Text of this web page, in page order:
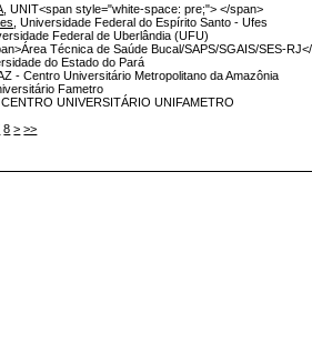
, UNIT<span style="white-space: pre;"> </span>
, Universidade Federal do Espírito Santo - Ufes
Federal de Uberlândia (UFU)
Técnica de Saúde Bucal/SAPS/SGAIS/SES-
do Estado do Pará
- Centro Universitário Metropolitano da Amazônia
Fametro
, CENTRO UNIVERSITÁRIO UNIFAMETRO
8 > >>